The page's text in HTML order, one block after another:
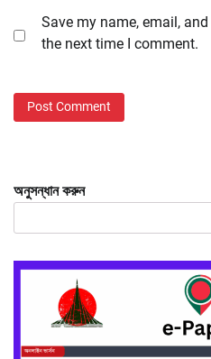
Save my name, email,
the next time I comment.
অনুসন্ধান করুন